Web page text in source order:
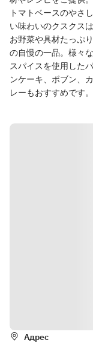
トマトベースのやさし
い味わいのクスクスは
お野菜や具材たっぷり
の自慢の一品。様々な
スパイスを使用したパ
ンケーキ、ボブン、カ
レーもおすすめです。
Адрес